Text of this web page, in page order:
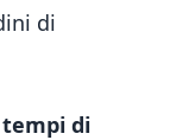
di
tempi di